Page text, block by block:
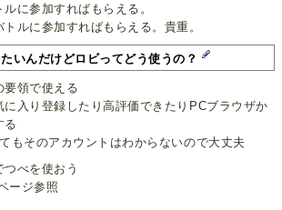
に参加すればもらえる。
ルに参加すればもらえる。貴重。
いんだけどロビってどう使うの？
要領で使える
入り登録したり高評価できたりPCブラウザか
る
もそのアカウントはわからないので大丈夫
つべを使おう
ージ参照